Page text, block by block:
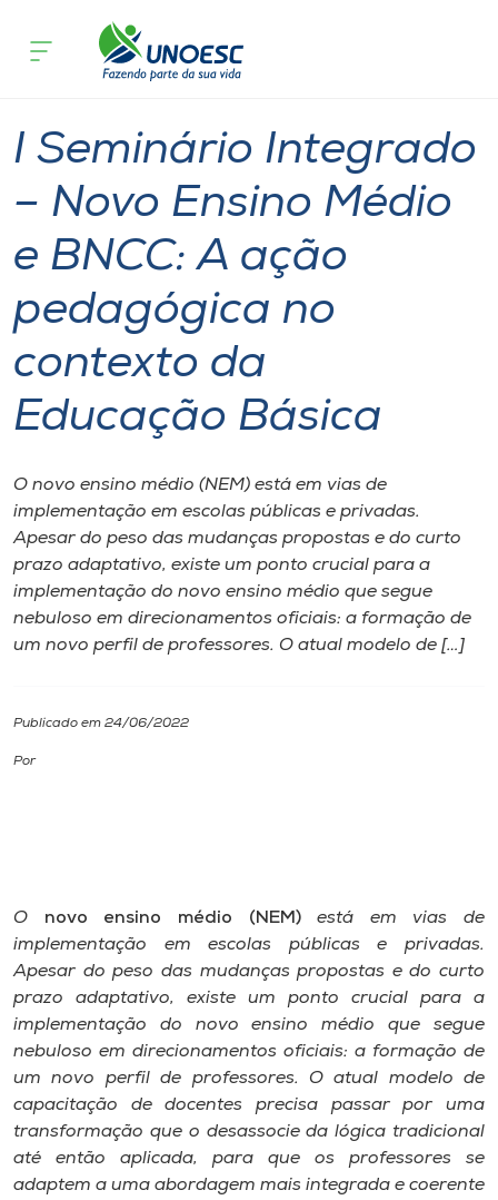
Cursos
Pesquisa
Atendimento ao Estudante
Portal de Ensino
Unoesc
Internacionalização
I.nova
Diplomados
Rádio
Museu
Unoesc
Store
acontece
I Seminário Integrado
– Novo Ensino Médio
e BNCC: A ação
pedagógica no
contexto da
Educação Básica
O novo ensino médio (NEM) está em vias de
implementação em escolas públicas e privadas.
Apesar do peso das mudanças propostas e do curto
prazo adaptativo, existe um ponto crucial para a
implementação do novo ensino médio que segue
nebuloso em direcionamentos oficiais: a formação de
um novo perfil de professores. O atual modelo de […]
Publicado em 24/06/2022
Por
O novo ensino médio (NEM)está em vias de
implementação em escolas públicas e privadas.
Apesar do peso das mudanças propostas e do curto
prazo adaptativo, existe um ponto crucial para a
implementação do novo ensino médio que segue
nebuloso em direcionamentos oficiais: a formação de
um novo perfil de professores. O atual modelo de
capacitação de docentes precisa passar por uma
transformação que o desassocie da lógica tradicional
até então aplicada, para que os professores se
adaptem a uma abordagem mais integrada e coerente